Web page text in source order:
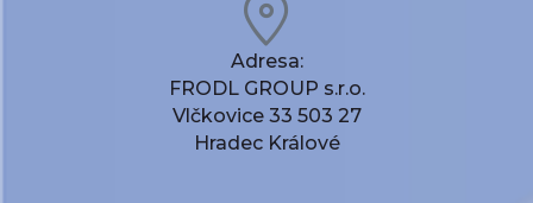
Adresa:
FRODL GROUP s.r.o.
Vlčkovice 33 503 27
Hradec Králové